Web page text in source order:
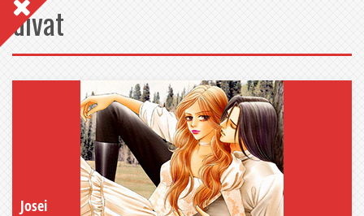
divat
Josei